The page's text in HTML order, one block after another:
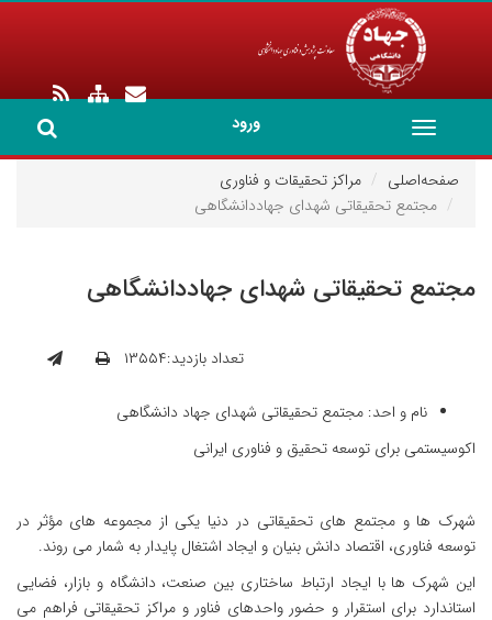
ورود
Toggle
navigation
صفحه‌اصلی
مراکز تحقیقات و فناوری
مجتمع تحقیقاتی شهدای جهاددانشگاهی
مجتمع تحقیقاتی شهدای جهاددانشگاهی
تعداد بازدید:۱۳۵۵۴
نام و احد: مجتمع تحقیقاتی شهدای جهاد دانشگاهی
اکوسیستمی برای توسعه تحقیق و فناوری ایرانی
شهرک ها و مجتمع های تحقیقاتی در دنیا یکی از مجموعه های مؤثر در
توسعه فناوری، اقتصاد دانش بنیان و ایجاد اشتغال پایدار به شمار می روند.
این شهرک ها با ایجاد ارتباط ساختاری بین صنعت، دانشگاه و بازار، فضایی
استاندارد برای استقرار و حضور واحدهای فناور و مراکز تحقیقاتی فراهم می